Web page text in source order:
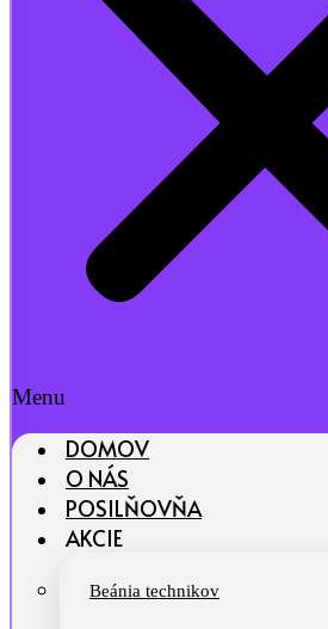
Menu
DOMOV
O NÁS
POSILŇOVŇA
AKCIE
Beánia technikov